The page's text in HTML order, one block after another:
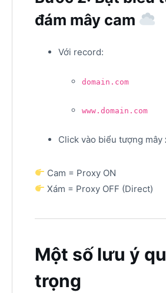
đám mây cam
Với record:
domain.com
www.domain.com
Click vào biểu tượng mây
Cam = Proxy ON
Xám = Proxy OFF (Direct)
Một số lưu ý
trọng